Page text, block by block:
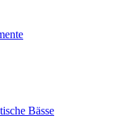
Bässe